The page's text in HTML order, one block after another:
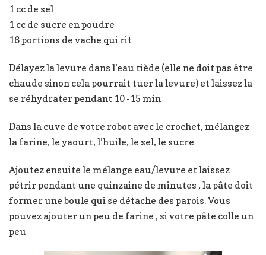
1 cc de sel
1 cc de sucre en poudre
16 portions de vache qui rit
Délayez la levure dans l’eau tiède (elle ne doit pas être
chaude sinon cela pourrait tuer la levure) et laissez la
se réhydrater pendant 10 -15 min
Dans la cuve de votre robot avec le crochet, mélangez
la farine, le yaourt, l’huile, le sel, le sucre
Ajoutez ensuite le mélange eau/levure et laissez
pétrir pendant une quinzaine de minutes , la pâte doit
former une boule qui se détache des parois. Vous
pouvez ajouter un peu de farine , si votre pâte colle un
peu